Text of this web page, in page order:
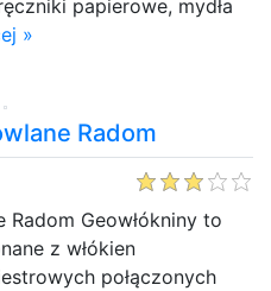
papierowe, mydła
»
Radom
Radom Geowłókniny to
z włókien
połączonych